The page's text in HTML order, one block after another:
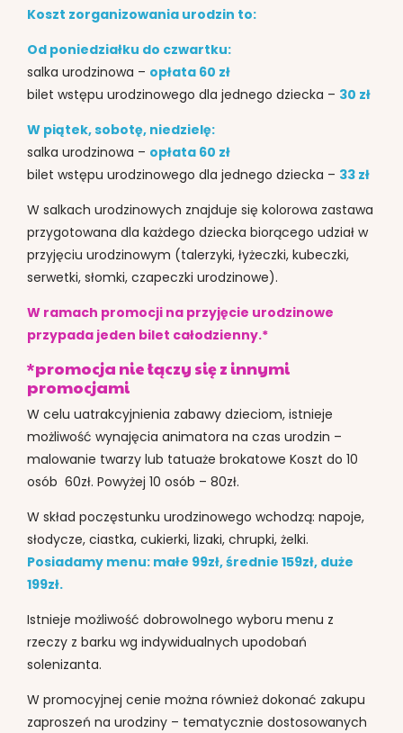
Koszt zorganizowania urodzin to:
Od poniedziałku do czwartku:
salka urodzinowa – opłata 60 zł
bilet wstępu urodzinowego dla jednego dziecka – 30 zł
W piątek, sobotę, niedzielę:
salka urodzinowa – opłata 60 zł
bilet wstępu urodzinowego dla jednego dziecka – 33 zł
W salkach urodzinowych znajduje się kolorowa zastawa
przygotowana dla każdego dziecka biorącego udział w
przyjęciu urodzinowym (talerzyki, łyżeczki, kubeczki,
serwetki, słomki, czapeczki urodzinowe).
W ramach promocji na przyjęcie urodzinowe
przypada jeden bilet całodzienny.*
*promocja nie łączy się z innymi
promocjami
W celu uatrakcyjnienia zabawy dzieciom, istnieje
możliwość wynajęcia animatora na czas urodzin –
malowanie twarzy lub tatuaże brokatowe Koszt do 10
osób 60zł. Powyżej 10 osób – 80zł.
W skład poczęstunku urodzinowego wchodzą: napoje,
słodycze, ciastka, cukierki, lizaki, chrupki, żelki.
Posiadamy menu: małe 99zł, średnie 159zł, duże
199zł.
Istnieje możliwość dobrowolnego wyboru menu z
rzeczy z barku wg indywidualnych upodobań
solenizanta.
W promocyjnej cenie można również dokonać zakupu
zaproszeń na urodziny – tematycznie dostosowanych